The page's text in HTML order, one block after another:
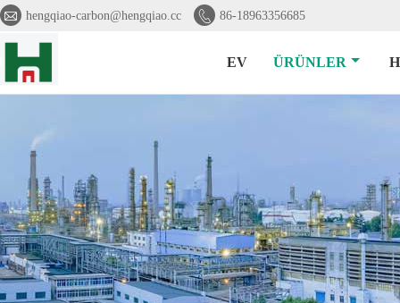
 hengqiao-carbon@hengqiao.cc  86-18963356685
EV ÜRÜNLER